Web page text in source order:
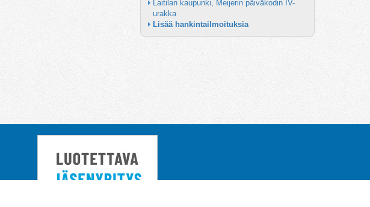
Laitilan kaupunki, Meijerin päiväkodin IV-
urakka
Lisää hankintailmoituksia